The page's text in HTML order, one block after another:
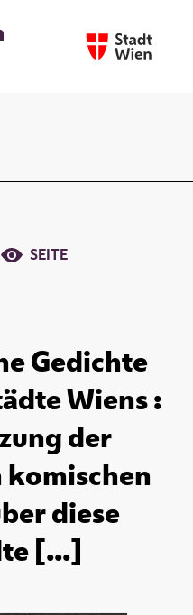
SEITE
Gedichte
Wiens :
der
komischen
diese
[...]